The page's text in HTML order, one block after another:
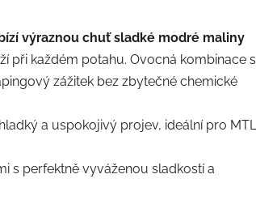
výraznou chuť sladké modré maliny
při každém potahu. Ovocná kombinace s
zážitek bez zbytečné chemické
a uspokojivý projev, ideální pro MTL
s perfektně vyváženou sladkostí a